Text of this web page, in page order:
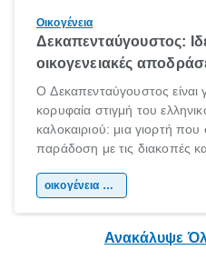
Οικογένεια
Δεκαπενταύγουστος:
οικογενειακές
Ο Δεκαπενταύγουστος είναι
κορυφαία στιγμή του
καλοκαιριού: μια γιορτή που
παράδοση με τις διακοπές
χώρας. Είτε πρόκειται για
οικογένεια & παιδί
Ανακάλυψε